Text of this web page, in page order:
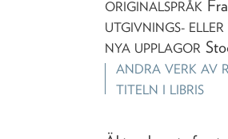
ORIGINALSPRÅK
UTGIVNINGS-
NYA UPPLAGOR
ANDRA VERK AV
TITELN I LIBRIS